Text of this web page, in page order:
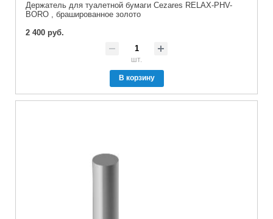
Держатель для туалетной бумаги Cezares RELAX-PHV-
BORO , брашированное золото
2 400 руб.
шт.
В корзину